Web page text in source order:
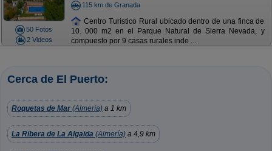
50 Fotos
2 Videos
115 km de Granada
Centro Turístico Rural ubicado dentro de una finca de
10. 000 m2 en el Parque Natural de Sierra Nevada, y
compuesto por 9 casas rurales inde ...
Cerca de El Puerto:
Roquetas de Mar (Almería) a 1 km
La Ribera de La Algaida (Almería) a 4,9 km